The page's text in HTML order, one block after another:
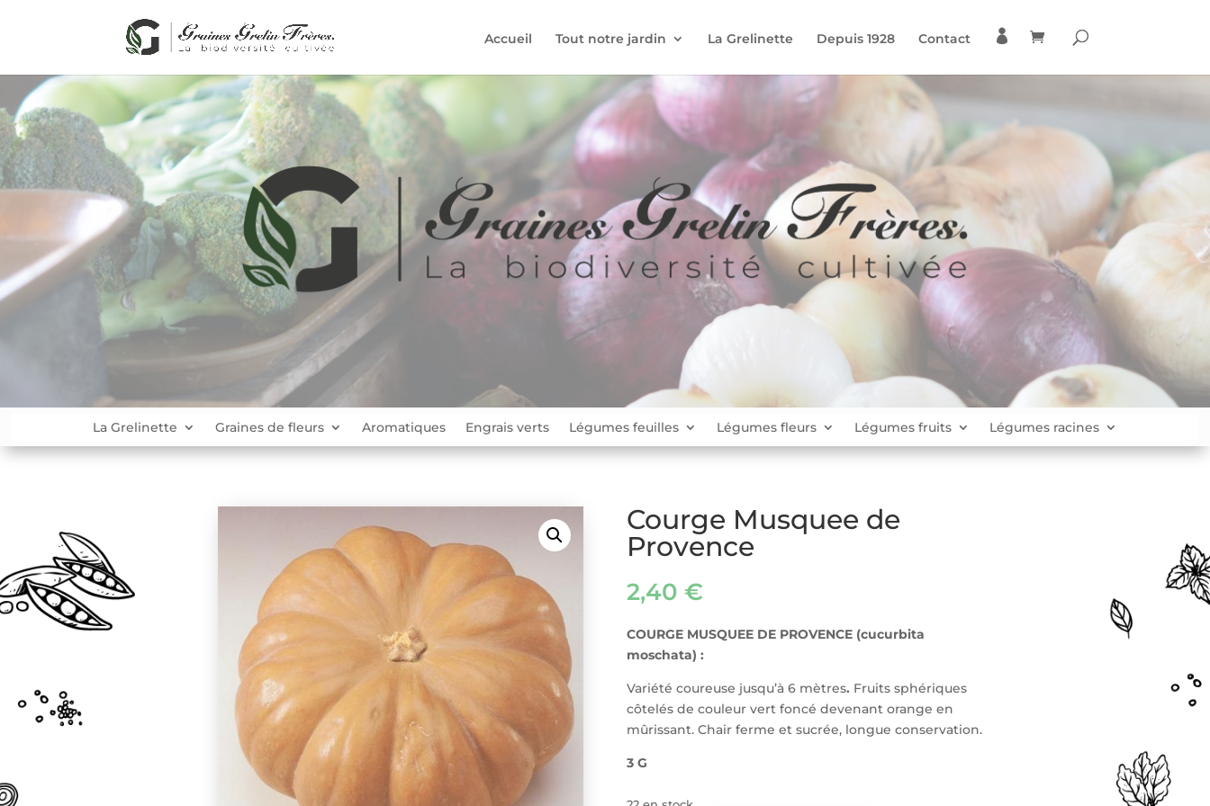
Accueil Tout notre jardin La Grelinette Depuis 1928 Contact 
La Grelinette Graines de fleurs Aromatiques Engrais verts Légumes feuilles Légumes fleurs Légumes fruits Légumes racines
Courge Musquee de
Provence
2,40 €
COURGE MUSQUEE DE PROVENCE (cucurbita
moschata) :
Variété coureuse jusqu’à 6 mètres. Fruits sphériques
côtelés de couleur vert foncé devenant orange en
mûrissant. Chair ferme et sucrée, longue conservation.
3 G